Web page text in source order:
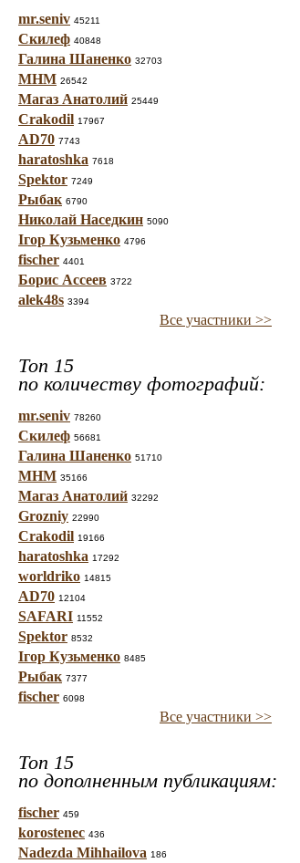
mr.seniv 45211
Скилеф 40848
Галина Шаненко 32703
МНМ 26542
Магаз Анатолий 25449
Crakodil 17967
AD70 7743
haratoshka 7618
Spektor 7249
Рыбак 6790
Николай Наседкин 5090
Ігор Кузьменко 4796
fischer 4401
Борис Ассеев 3722
alek48s 3394
Все участники >>
Топ 15
по количеству фотографий:
mr.seniv 78260
Скилеф 56681
Галина Шаненко 51710
МНМ 35166
Магаз Анатолий 32292
Grozniy 22990
Crakodil 19166
haratoshka 17292
worldriko 14815
AD70 12104
SAFARI 11552
Spektor 8532
Ігор Кузьменко 8485
Рыбак 7377
fischer 6098
Все участники >>
Топ 15
по дополненным публикациям:
fischer 459
korostenec 436
Nadezda Mihhailova 186